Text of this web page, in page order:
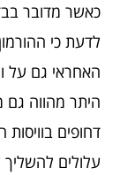
כאשר מדובר
האחראי גם על
היתר מהווה גם
דחופים
עלולים להשליך